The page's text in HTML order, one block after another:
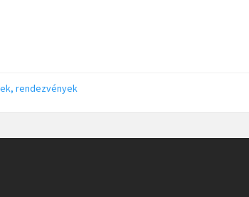
rendezvények